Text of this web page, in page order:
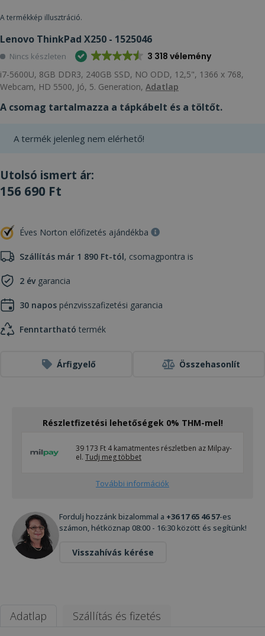
A termékkép illusztráció.
Lenovo ThinkPad X250 - 1525046
Nincs készleten 3 318 vélemény
i7-5600U, 8GB DDR3, 240GB SSD, NO ODD, 12,5", 1366 x 768,
Webcam, HD 5500, Jó, 5. Generation, Adatlap
A csomag tartalmazza a tápkábelt és a töltőt.
A termék jelenleg nem elérhető!
Utolsó ismert ár:
156 690 Ft
Éves Norton előfizetés ajándékba
Szállítás már 1 890 Ft-tól, csomagpontra is
2 évgarancia
30 napos pénzvisszafizetési garancia
Fenntartható termék
Árfigyelő Összehasonlít
Részletfizetési lehetőségek 0% THM-mel!
39 173 Ft 4 kamatmentes részletben az Milpay-
el. Tudj meg többet
További információk
Fordulj hozzánk bizalommal a +36 17 65 46 57-es
számon, hétköznap 08:00 - 16:30 között és segítünk!
Visszahívás kérése
Adatlap Szállítás és fizetés